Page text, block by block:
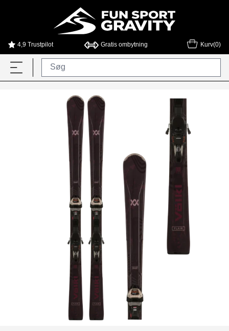
4,9 Trustpilot Gratis ombytning Kurv(0)